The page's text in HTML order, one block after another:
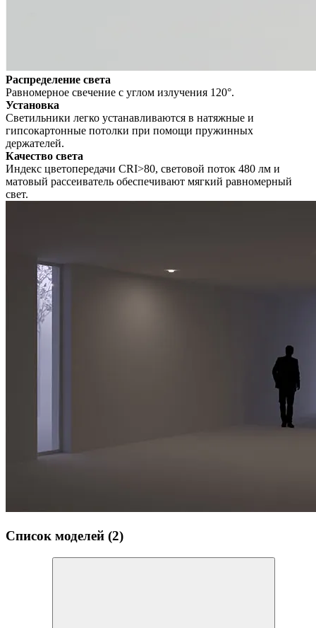
Распределение света
Равномерное свечение с углом излучения 120°.
Установка
Светильники легко устанавливаются в натяжные и
гипсокартонные потолки при помощи пружинных
держателей.
Качество света
Индекс цветопередачи CRI>80, световой поток 480 лм и
матовый рассеиватель обеспечивают мягкий равномерный
свет.
Список моделей (2)